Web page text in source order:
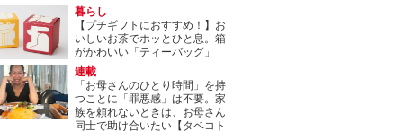
暮らし
【プチギフトにおすすめ！】お
いしいお茶でホッとひと息。箱
がかわいい「ティーバッグ」
連載
「お母さんのひとり時間」を持
つことに「罪悪感」は不要。家
族を頼れないときは、お母さん
同士で助け合いたい【タベコト